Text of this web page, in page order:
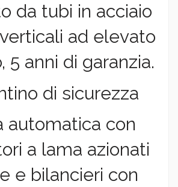
da tubi in acciaio
ad elevato
5 anni di garanzia.
di sicurezza
automatica con
a lama azionati
e bilancieri con